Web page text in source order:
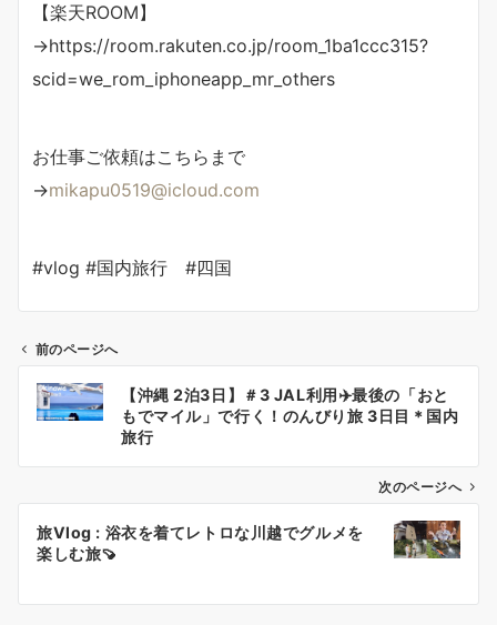
【楽天ROOM】
→https://room.rakuten.co.jp/room_1ba1ccc315?
scid=we_rom_iphoneapp_mr_others
お仕事ご依頼はこちらまで
→mikapu0519@icloud.com
#vlog #国内旅行 #四国
ビ
ン
前のページへ
【沖縄 2泊3日】＃3 JAL利用✈️最後の「おと
もでマイル」で行く！のんびり旅 3日目＊国内
旅行
次のページへ
旅Vlog : 浴衣を着てレトロな川越でグルメを
楽しむ旅🍠